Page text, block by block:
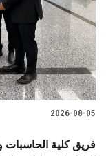
2026-08-05
فريق كلية الحاسبات